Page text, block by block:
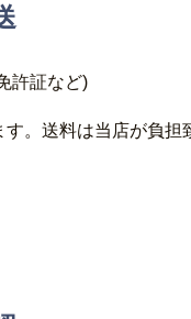
許証など)
。送料は当店が負担